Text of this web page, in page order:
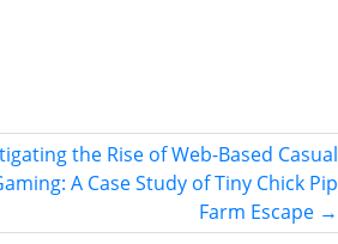
the Rise of Web-Based Casual
A Case Study of Tiny Chick Pip
Farm Escape